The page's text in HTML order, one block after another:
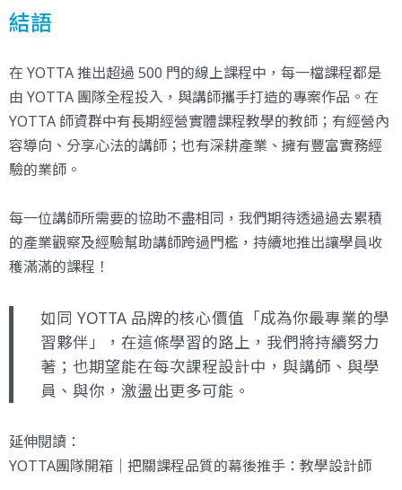
結語
在 YOTTA 推出超過 500 門的線上課程中，每一檔課程都是
由 YOTTA 團隊全程投入，與講師攜手打造的專案作品。在
YOTTA 師資群中有長期經營實體課程教學的教師；有經營內
容導向、分享心法的講師；也有深耕產業、擁有豐富實務經
驗的業師。
每一位講師所需要的協助不盡相同，我們期待透過過去累積
的產業觀察及經驗幫助講師跨過門檻，持續地推出讓學員收
穫滿滿的課程！
如同 YOTTA 品牌的核心價值「成為你最專業的學
習夥伴」，在這條學習的路上，我們將持續努力
著；也期望能在每次課程設計中，與講師、與學
員、與你，激盪出更多可能。
延伸閱讀：
YOTTA團隊開箱｜把關課程品質的幕後推手：教學設計師